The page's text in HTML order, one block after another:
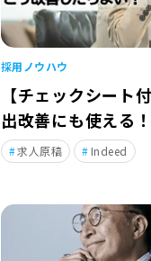
採用ノウハウ
【チェックシート
出改善にも使える
求人原稿 Indeed